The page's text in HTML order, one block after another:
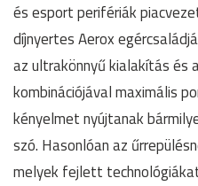
és esport perifériák
díjnyertes Aerox
az ultrakönnyű kialakítás és
kombinációjával maximális
kényelmet nyújtanak
szó. Hasonlóan az
melyek fejlett